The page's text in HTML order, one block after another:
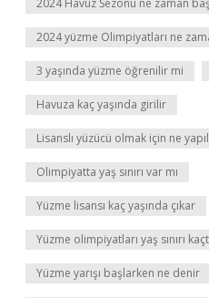
2024 Havuz Sezonu ne zaman
2024 yüzme Olimpiyatları ne
3 yaşında yüzme öğrenilir mi
Havuza kaç yaşında girilir
Lisanslı yüzücü olmak için ne
Olimpiyatta yaş sınırı var mı
Yüzme lisansı kaç yaşında çıkar
Yüzme olimpiyatları yaş sınırı
Yüzme yarışı başlarken ne denir